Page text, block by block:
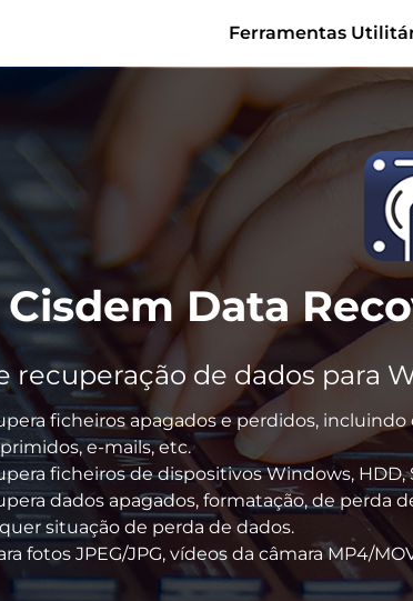
Ferramentas
Cisdem Data
recuperação de dados para
ficheiros apagados e perdidos,
e-mails, etc.
ficheiros de dispositivos Windows, HDD,
dados apagados, formatação, de perda
situação de perda de dados.
fotos JPEG/JPG, vídeos da câmara MP4/